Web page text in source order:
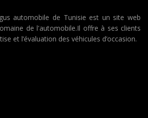
automobile de Tunisie est un site web
de l'automobile.Il offre à ses clients
et l’évaluation des véhicules d’occasion.